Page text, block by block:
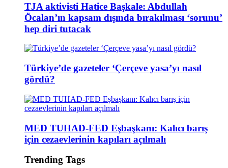
TJA aktivisti Hatice Başkale: Abdullah
Öcalan’ın kapsam dışında bırakılması ‘sorunu’
hep diri tutacak
Türkiye’de gazeteler ‘Çerçeve yasa’yı nasıl
gördü?
MED TUHAD-FED Eşbaşkanı: Kalıcı barış
için cezaevlerinin kapıları açılmalı
Trending Tags